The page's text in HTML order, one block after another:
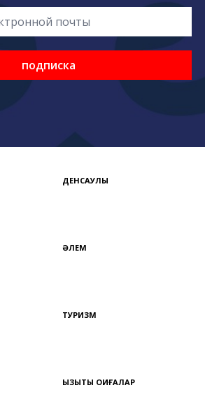
подписка
ДЕНСАУЛЫҚ
ӘЛЕМ
ТУРИЗМ
ҚЫЗЫҚТЫ ОҚИҒАЛАР